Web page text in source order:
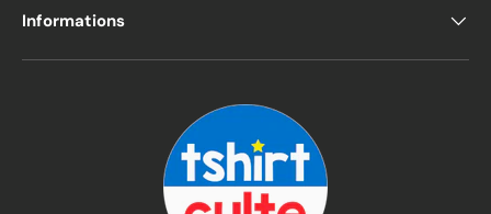
Informations